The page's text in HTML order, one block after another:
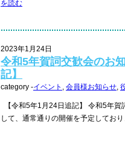
を読む
2023年1月24日
令和5年賀詞交歓会のお
記】
category -イベント , 会員様お知らせ,
【令和5年1月24日追記】 令和5年賀
して、通常通りの開催を予定してお